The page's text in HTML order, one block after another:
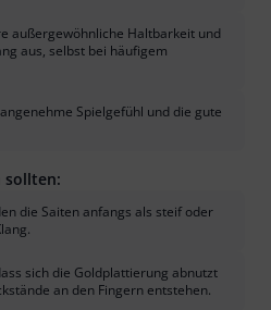
außergewöhnliche Haltbarkeit und
aus, selbst bei häufigem
Spielgefühl und die gute
sollten:
die Saiten anfangs als steif oder
sich die Goldplattierung abnutzt
an den Fingern entstehen.